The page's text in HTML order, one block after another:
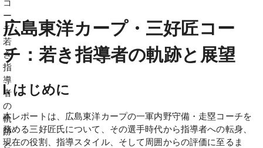
広島東洋カープ・三好匠コー
チ：若き指導者の軌跡と展望
I. はじめに
本レポートは、広島東洋カープの一軍内野守備・走塁コーチを
務める三好匠氏について、その選手時代から指導者への転身、
現在の役割、指導スタイル、そして周囲からの評価に至るま